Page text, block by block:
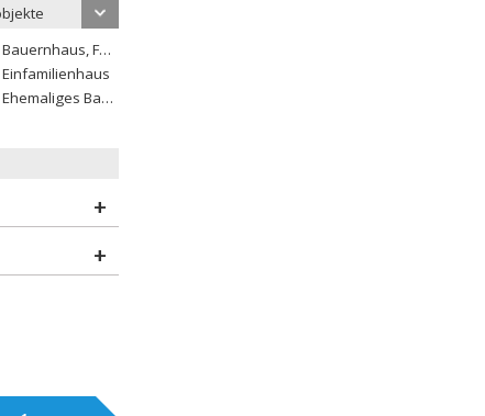
Bauernhaus, Ferienhaus
Einfamilienhaus
Ehemaliges Bauerngut